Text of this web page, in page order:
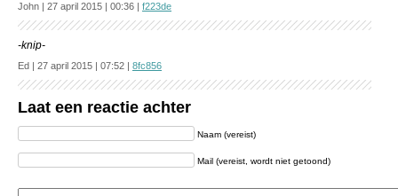
John | 27 april 2015 | 00:36 | f223de
-knip-
Ed | 27 april 2015 | 07:52 | 8fc856
Laat een reactie achter
Naam (vereist)
Mail (vereist, wordt niet getoond)